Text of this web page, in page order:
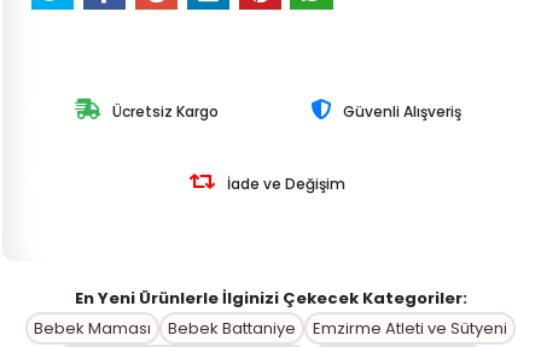
Ücretsiz Kargo Güvenli Alışveriş
İade ve Değişim
En Yeni Ürünlerle İlginizi Çekecek Kategoriler:
Bebek Maması
Bebek Battaniye
Emzirme Atleti ve Sütyeni